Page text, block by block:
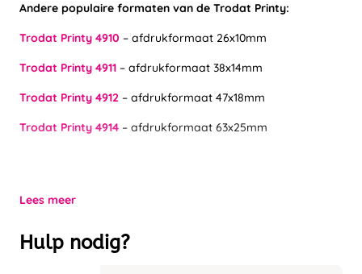
Andere populaire formaten van de Trodat Printy:
Trodat Printy 4910 – afdrukformaat 26x10mm
Trodat Printy 4911 – afdrukformaat 38x14mm
Trodat Printy 4912 – afdrukformaat 47x18mm
Trodat Printy 4914 – afdrukformaat 63x25mm
Lees meer
Hulp nodig?